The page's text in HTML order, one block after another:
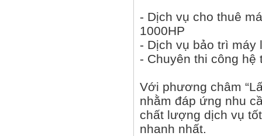
- Dịch vụ cho thuê
1000HP
- Dịch vụ bảo trì máy
- Chuyên thi công
Với phương châm
nhằm đáp ứng nhu
chất lượng dịch vụ
nhanh nhất.